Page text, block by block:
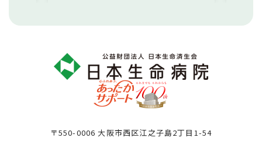
〒550-0006 大阪市西区江之子島2丁目1-54